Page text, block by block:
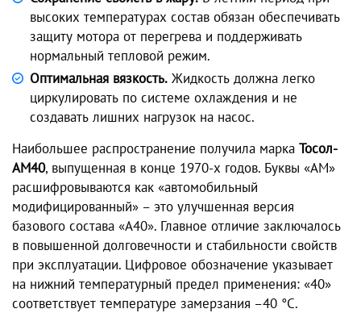
высоких температурах состав обязан обеспечивать
защиту мотора от перегрева и поддерживать
нормальный тепловой режим.
Оптимальная вязкость. Жидкость должна легко
циркулировать по системе охлаждения и не
создавать лишних нагрузок на насос.
Наибольшее распространение получила марка Тосол-
АМ40, выпущенная в конце 1970-х годов. Буквы «АМ»
расшифровываются как «автомобильный
модифицированный» – это улучшенная версия
базового состава «А40». Главное отличие заключалось
в повышенной долговечности и стабильности свойств
при эксплуатации. Цифровое обозначение указывает
на нижний температурный предел применения: «40»
соответствует температуре замерзания –40 °C.